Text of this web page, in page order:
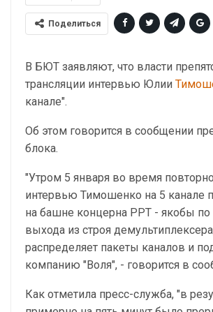
Поделиться
В БЮТ заявляют, что власти
трансляции интервью Юлии
канале".
Об этом говорится в сообщении
блока.
"Утром 5 января во время
интервью Тимошенко на 5 канале
на башне концерна РРТ - якобы по
выхода из строя
распределяет пакеты каналов и
компанию "Воля", - говорится в
Как отметила пресс-служба, "в